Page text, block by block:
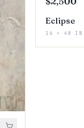
Eclipse
16 × 48 IN